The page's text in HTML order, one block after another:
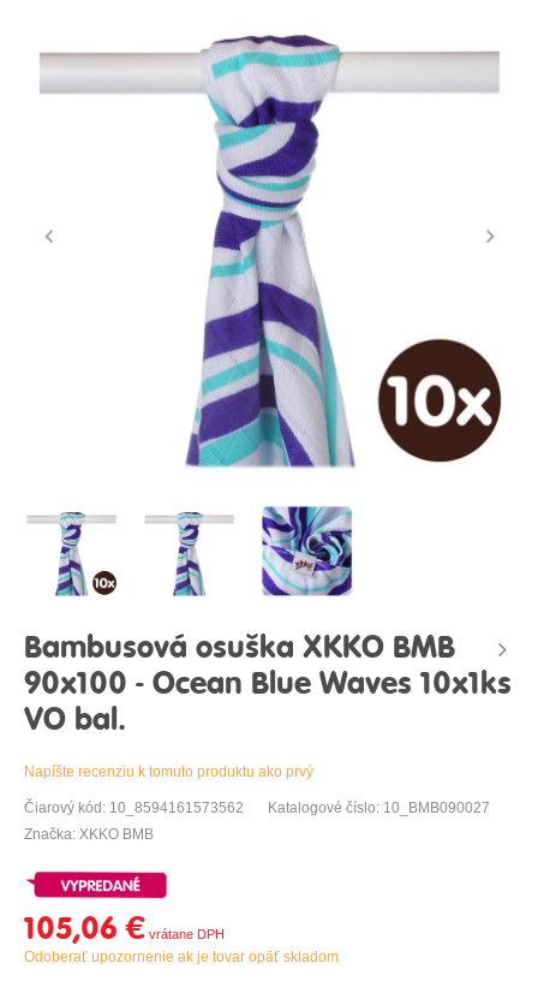
Bambusová osuška XKKO BMB
90x100 - Ocean Blue Waves 10x1ks
VO bal.
Napíšte recenziu k tomuto produktu ako prvý
Čiarový kód: 10_8594161573562
Katalogové číslo: 10_BMB090027
Značka: XKKO BMB
105,06 €
Odoberať upozornenie ak je tovar opäť skladom